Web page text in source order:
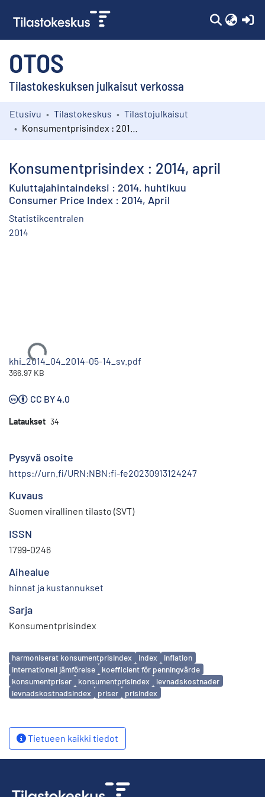
OTOS
Tilastokeskuksen julkaisut verkossa
Kokoelmat
Etusivu Tilastokeskus
Tilastojulkaisut
Konsumentprisindex : 2014, april
Kuluttajahintaindeksi : 2014, huhtikuu
Consumer Price Index : 2014, April
Statistikcentralen
2014
Ladataan...
khi_2014_04_2014-05-14_sv.pdf
366.97 KB
CC BY 4.0
Lataukset 34
Pysyvä osoite
https://urn.fi/URN:NBN:fi-fe20230913124247
Kuvaus
Suomen virallinen tilasto (SVT)
ISSN
1799-0246
Aihealue
hinnat ja kustannukset
Sarja
Konsumentprisindex
Avainsanat
harmoniserat konsumentprisindex index
inflation
internationell jämförelse
koefficient för penningvärde
konsumentpriser
konsumentprisindex
levnadskostnader
levnadskostnadsindex
priser prisindex
Tietueen kaikki tiedot